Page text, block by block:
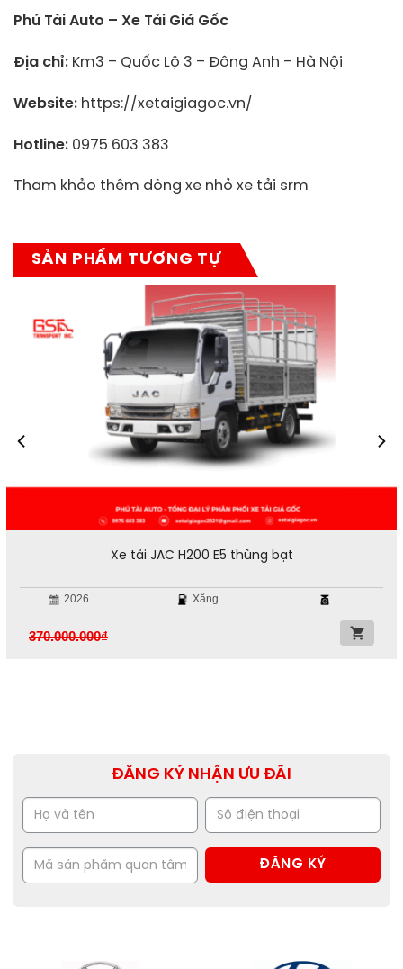
Phú Tài Auto – Xe Tải Giá Gốc
Địa chỉ: Km3 – Quốc Lộ 3 – Đông Anh – Hà Nội
Website: https://xetaigiagoc.vn/
Hotline: 0975 603 383
Tham khảo thêm dòng xe nhỏ xe tải srm
SẢN PHẨM TƯƠNG TỰ
Xe tải JAC H200 E5 thùng bạt
2026 Xăng
370.000.000₫
ĐĂNG KÝ NHẬN ƯU ĐÃI